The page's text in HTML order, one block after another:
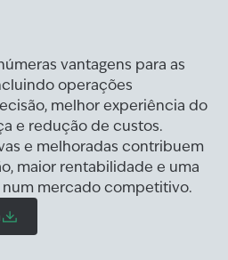
vantagens para as
operações
melhor experiência do
e redução de custos.
e melhoradas contribuem
maior rentabilidade e uma
mercado competitivo.